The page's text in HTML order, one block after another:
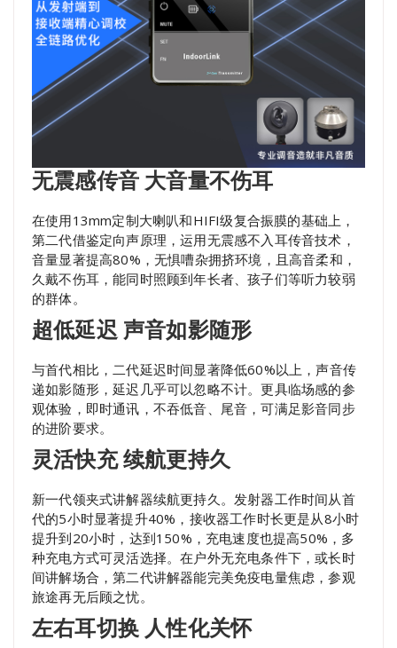
无震感传音 大音量不伤耳
在使用13mm定制大喇叭和HIFI级复合振膜的基础上，
第二代借鉴定向声原理，运用无震感不入耳传音技术，
音量显著提高80%，无惧嘈杂拥挤环境，且高音柔和，
久戴不伤耳，能同时照顾到年长者、孩子们等听力较弱
的群体。
超低延迟 声音如影随形
与首代相比，二代延迟时间显著降低60%以上，声音传
递如影随形，延迟几乎可以忽略不计。更具临场感的参
观体验，即时通讯，不吞低音、尾音，可满足影音同步
的进阶要求。
灵活快充 续航更持久
新一代领夹式讲解器续航更持久。发射器工作时间从首
代的5小时显著提升40%，接收器工作时长更是从8小时
提升到20小时，达到150%，充电速度也提高50%，多
种充电方式可灵活选择。在户外无充电条件下，或长时
间讲解场合，第二代讲解器能完美免疫电量焦虑，参观
旅途再无后顾之忧。
左右耳切换 人性化关怀